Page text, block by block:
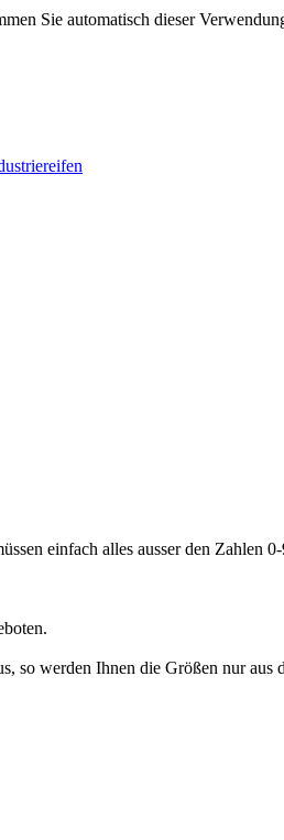
Sie automatisch dieser
einfach alles ausser den Zahlen
so werden Ihnen die Größen nur